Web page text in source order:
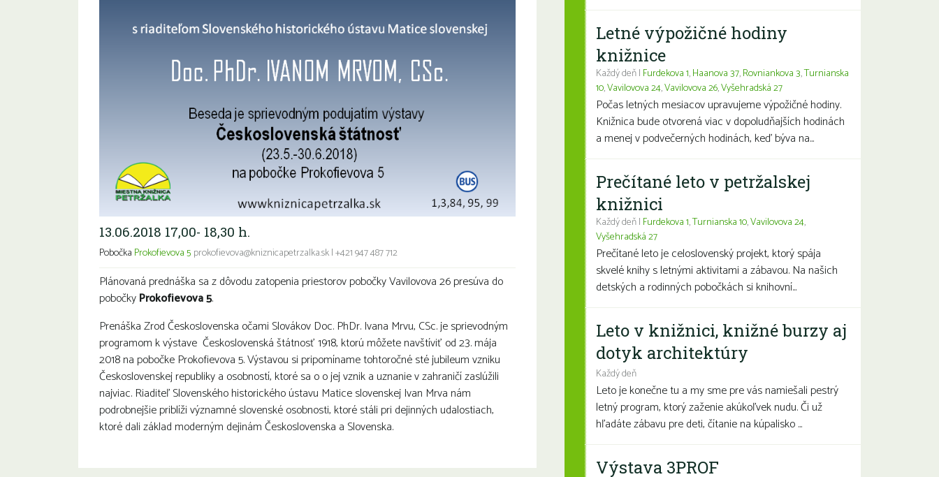
13.06.2018 17,00- 18,30 h.
Pobočka Prokofievova 5 prokofievova@kniznicapetrzalka.sk|+421 947 487 712
Plánovaná prednáška sa z dôvodu zatopenia priestorov pobočky Vavilovova 26 presúva do
pobočkyProkofievova 5.
Prenáška Zrod Československa očami Slovákov Doc. PhDr. Ivana Mrvu, CSc. je sprievodným
programom k výstave Československá štátnosť 1918, ktorú môžete navštíviť od 23. mája
2018 na pobočke Prokofievova 5. Výstavou si pripomíname tohtoročné sté jubileum vzniku
Československej republiky a osobností, ktoré sa o o jej vznik a uznanie v zahraničí zaslúžili
najviac. Riaditeľ Slovenského historického ústavu Matice slovenskej Ivan Mrva nám
podrobnejšie priblíži významné slovenské osobnosti, ktoré stáli pri dejinných udalostiach,
ktoré dali základ moderným dejinám Československa a Slovenska.
Letné výpožičné hodiny
knižnice
Každý deň | Furdekova 1,Haanova 37,Rovniankova 3,Turnianska
10,Vavilovova 24,Vavilovova 26,Vyšehradská 27
Počas letných mesiacov upravujeme výpožičné hodiny.
Knižnica bude otvorená viac v dopoludňajších hodinách
a menej v podvečerných hodinách, keď býva na...
Prečítané leto v petržalskej
knižnici
Každý deň | Furdekova 1,Turnianska 10,Vavilovova 24,
Vyšehradská 27
Prečítané leto je celoslovenský projekt, ktorý spája
skvelé knihy s letnými aktivitami a zábavou. Na našich
detských a rodinných pobočkách si knihovní...
Leto v knižnici, knižné burzy aj
dotyk architektúry
Každý deň
Leto je konečne tu a my sme pre vás namiešali pestrý
letný program, ktorý zaženie akúkoľvek nudu. Či už
hľadáte zábavu pre deti, čítanie na kúpalisko ...
Výstava 3PROF